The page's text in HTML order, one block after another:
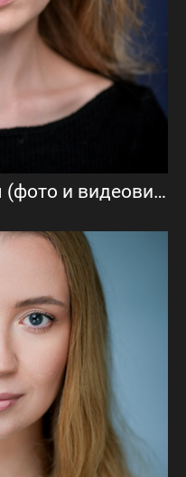
Ангелина Бельковская (фото и видеовизитка)